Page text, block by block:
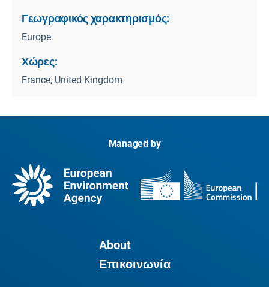
Γεωγραφικός χαρακτηρισμός:
Europe
Χώρες:
France, United Kingdom
Managed by
About
Επικοινωνία